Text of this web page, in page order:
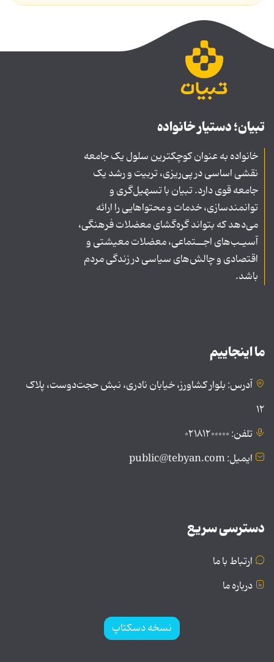
تبیان؛ دستیار خانواده
خانواده به عنوان کوچکترین سلول یک جامعه
نقشی اساسی در پی‌ریزی، تربیت و رشد یک
جامعه قوی دارد. تبیان با تسهیل‌گری و
توانمندسازی، خدمات و محتواهایی را ارائه
می‌دهد که بتواند گره‌گشای معضلات فرهنگی،
آسیـب‌های اجــتماعی، معضلات معیشتی و
اقتصادی و چالش‌های سیاسی در زندگی مردم
باشد.
ما اینجاییم
آدرس: بلوار کشاورز، خیابان نادری، نبش حجت‌دوست، پلاک
۱۲
تلفن: ۰۲۱۸۱۲۰۰۰۰۰
ایمیل: public@tebyan.com
دسترسی سریع
ارتباط با ما
درباره ما
نسخه دسکتاپ